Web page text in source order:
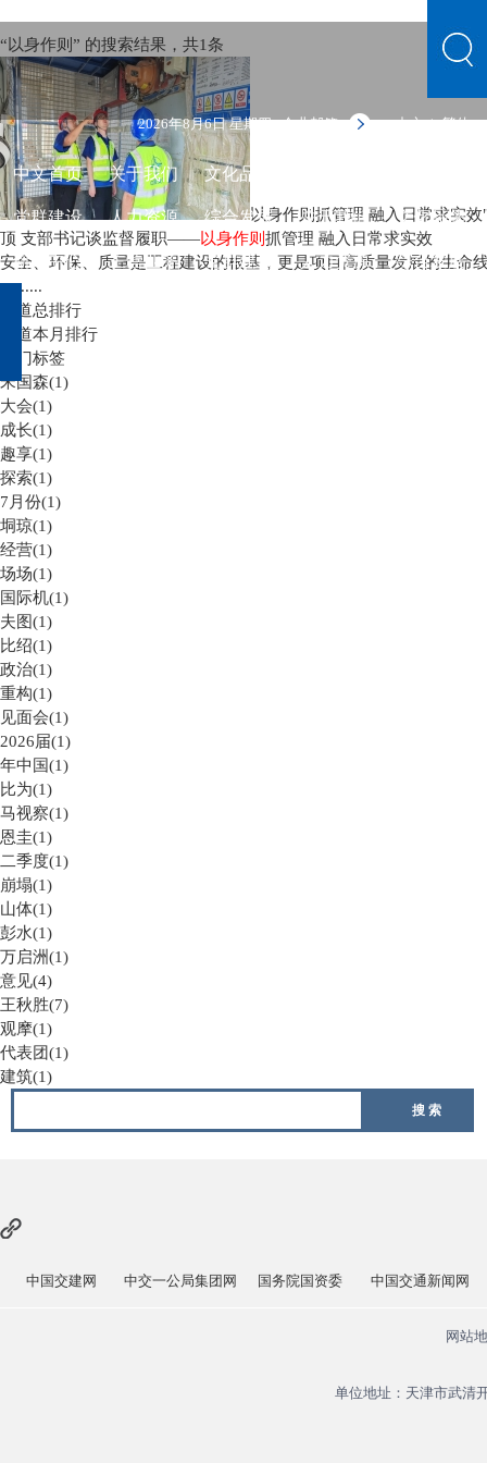
2026年8月6日 星期四企业邮箱 中文 | 繁体
中文首页 关于我们 文化品牌
党群建设 人力资源 综合发展 关于我们 文化品牌
新闻中心 主营业务 党群建设 人力资源 综合发展
“以身作则” 的搜索结果，共1条
以身作则抓管理 融入日常求实
顶 支部书记谈监督履职——以身作则 抓管理 融入日常求实效
安全、环保、质量是工程建设的根基，更是项目高质量发展的生
一......
频道总排行
频道本月排行
热门标签
宋国森(1)
大会(1)
成长(1)
趣享(1)
探索(1)
7月份(1)
垌琼(1)
经营(1)
场场(1)
国际机(1)
夫图(1)
比绍(1)
政治(1)
重构(1)
见面会(1)
2026届(1)
年中国(1)
比为(1)
马视察(1)
恩圭(1)
二季度(1)
崩塌(1)
山体(1)
彭水(1)
万启洲(1)
意见(4)
王秋胜(7)
观摩(1)
代表团(1)
建筑(1)
搜 索
中国交建网 中交一公局集团网 国务院国资委 中国交通新闻网
网站
单位地址：天津市武清